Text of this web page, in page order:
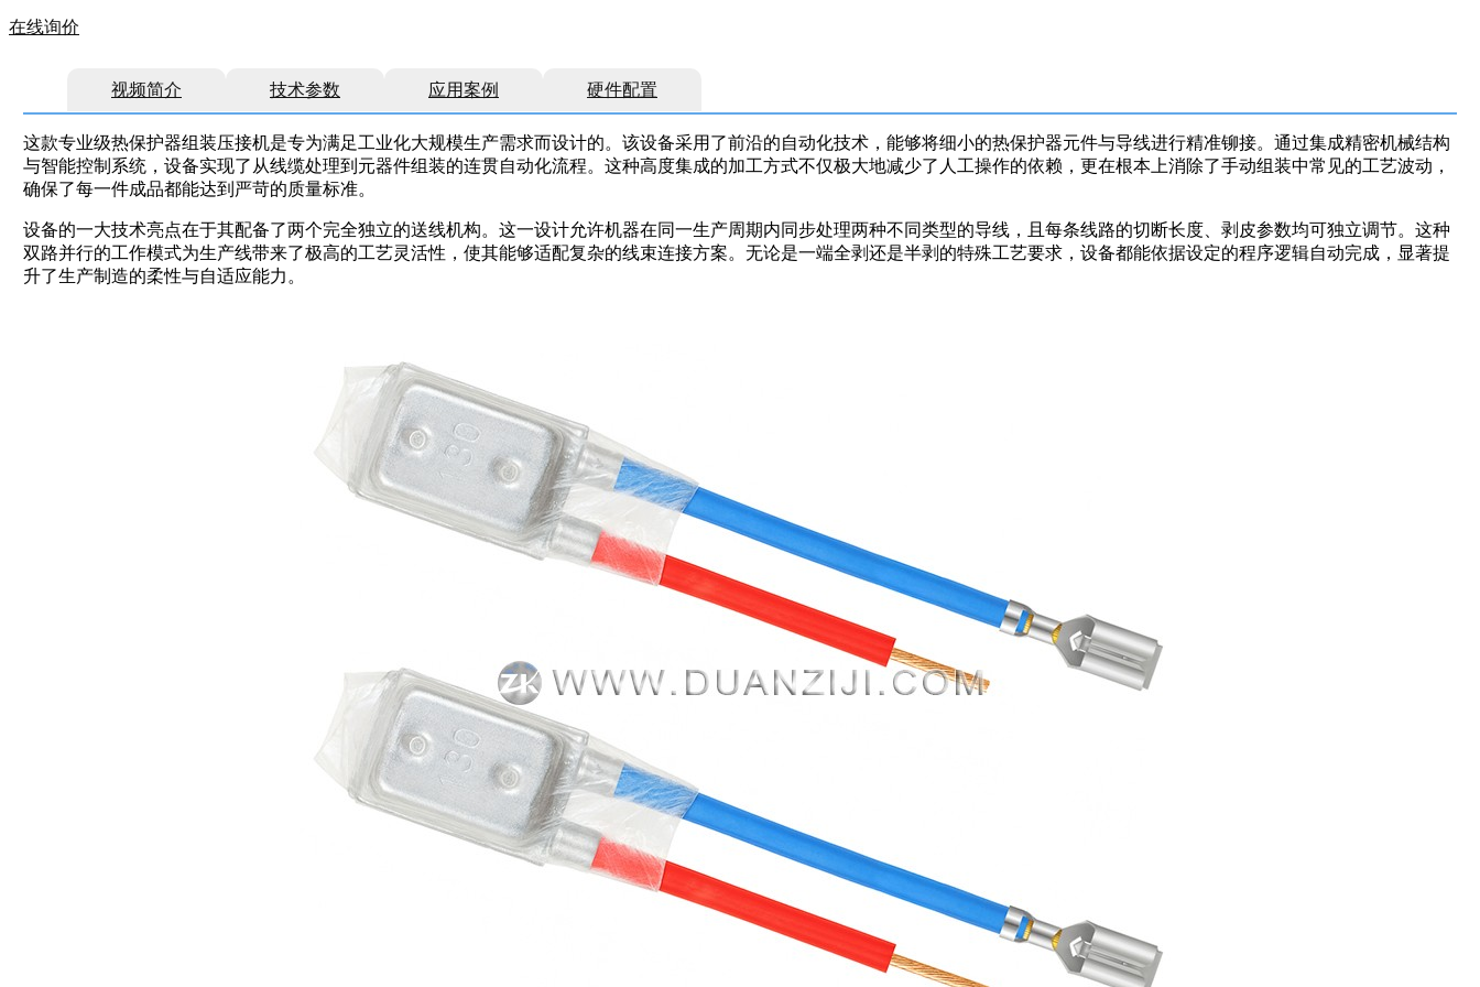
在线询价
视频简介 技术参数 应用案例 硬件配置
这款专业级热保护器组装压接机是专为满足工业化大规模生产需求而设计的。该设备采用了前沿的自动化技术，能够将细小的热保护器元件与导线进行精准铆接。通过集成精密机械结构
与智能控制系统，设备实现了从线缆处理到元器件组装的连贯自动化流程。这种高度集成的加工方式不仅极大地减少了人工操作的依赖，更在根本上消除了手动组装中常见的工艺波动，
确保了每一件成品都能达到严苛的质量标准。
设备的一大技术亮点在于其配备了两个完全独立的送线机构。这一设计允许机器在同一生产周期内同步处理两种不同类型的导线，且每条线路的切断长度、剥皮参数均可独立调节。这种
双路并行的工作模式为生产线带来了极高的工艺灵活性，使其能够适配复杂的线束连接方案。无论是一端全剥还是半剥的特殊工艺要求，设备都能依据设定的程序逻辑自动完成，显著提
升了生产制造的柔性与自适应能力。